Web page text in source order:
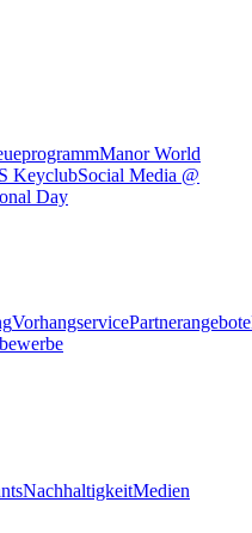
Manor World
KeyclubSocial Media @
Day
VorhangservicePartnerangebote
NachhaltigkeitMedien